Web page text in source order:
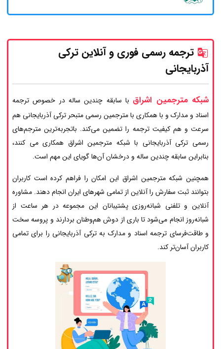
ترجمه رسمی فوری و آنلاین ترکی
آذربایجانی
شبکه مترجمین اشراق با سابقه چندین ساله در خصوص ترجمه
اسناد و مدارک و با همکاری با مترجمین رسمی متبحر ترکی آذربایجانی هم
سرعت و هم کیفیت ترجمه را تضمین می‌کند. باتجربه‌ترین مترجم‌های
رسمی ترکی آذربایجانی با شبکه مترجمین اشراق همکاری می کنند،
بنابراین سابقه چندین ساله و درخشان آن‌ها گویای این مهم است.
همچنین شبکه مترجمین اشراق این امکان را فراهم کرده است کاربران
بتوانند ثبت سفارش را آنلاین از تمامی شهرهای ایران انجام دهند. مشاوره
آنلاین و تلفنی شبانه‌روزی پشتیبانان این مجموعه در هر ساعت از
شبانه‌روز انجام می‌شود تا باری از دوش هم‌وطنان بردارند و پروسه سخت
و طاقت‌فرسای ترجمه اسناد و مدارک به ترکی آذربایجانی را برای تمامی
کاربران آسان‌تر کند.